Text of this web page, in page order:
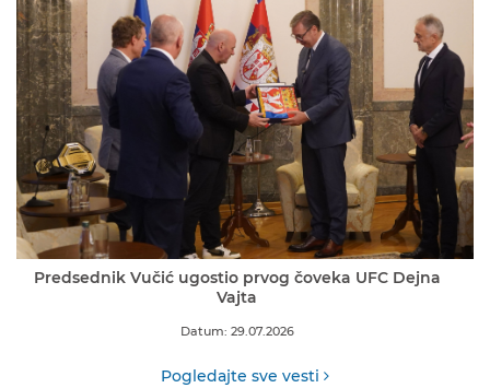
Predsednik Vučić ugostio prvog čoveka UFC Dejna
Vajta
Datum: 29.07.2026
Pogledajte sve vesti